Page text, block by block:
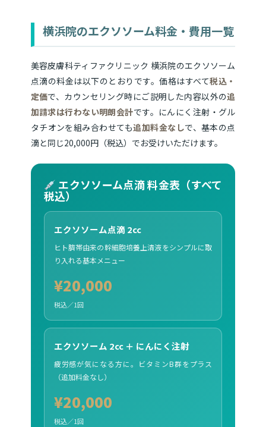
横浜院のエクソソーム料金・費用一覧
美容皮膚科ティファクリニック 横浜院のエクソソーム
点滴の料金は以下のとおりです。価格はすべて税込・
定価で、カウンセリング時にご説明した内容以外の追
加請求は行わない明朗会計です。にんにく注射・グル
タチオンを組み合わせても追加料金なしで、基本の点
滴と同じ20,000円（税込）でお受けいただけます。
エクソソーム点滴 料金表（すべて
税込）
エクソソーム点滴 2cc
ヒト臍帯由来の幹細胞培養上清液をシンプルに取
り入れる基本メニュー
¥20,000
税込／1回
エクソソーム 2cc ＋ にんにく注射
疲労感が気になる方に。ビタミンB群をプラス
（追加料金なし）
¥20,000
税込／1回